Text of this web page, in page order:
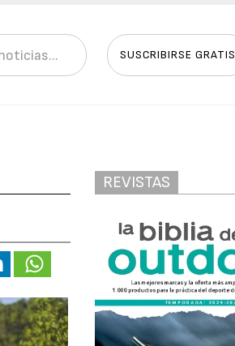
SUSCRIBIRSE GRATIS
REVISTAS